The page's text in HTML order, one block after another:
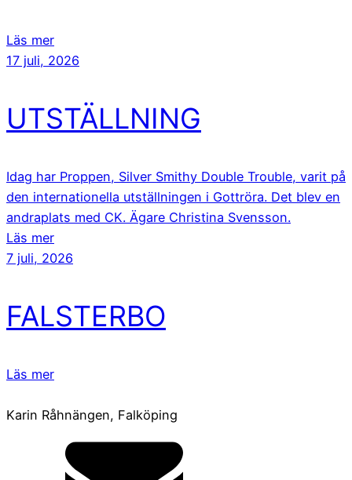
Läs mer
17 juli, 2026
UTSTÄLLNING
Idag har Proppen, Silver Smithy Double Trouble, varit på
den internationella utställningen i Gottröra. Det blev en
andraplats med CK. Ägare Christina Svensson.
Läs mer
7 juli, 2026
FALSTERBO
Läs mer
Karin Råhnängen, Falköping